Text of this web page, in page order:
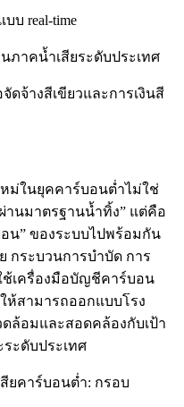
บ real‑time
าคน้ำเสียระดับประเทศ
ดจ้างสีเขียวและการเงินสี
ม่ในยุคคาร์บอนต่ำไม่ใช่
านมาตรฐานน้ำทิ้ง” แต่คือ
น” ของระบบไปพร้อมกัน
กระบวนการบำบัด การ
ช้เครื่องมือบัญชีคาร์บอน
ห้สามารถออกแบบโรง
ล้อมและสอดคล้องกับเป้า
ระดับประเทศ